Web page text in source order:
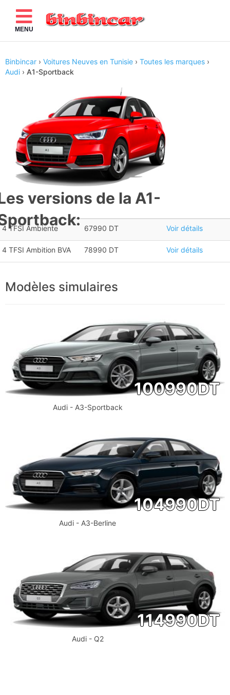
MENU
Binbincar › Voitures Neuves en Tunisie › Toutes les marques ›
Audi › A1-Sportback
versions de la A1-
4 TFSI Ambiente 67990 DT Voir détails
4 TFSI Ambition BVA 78990 DT Voir détails
Modèles simulaires
100990DT
Audi - A3-Sportback
104990DT
Audi - A3-Berline
114990DT
Audi - Q2